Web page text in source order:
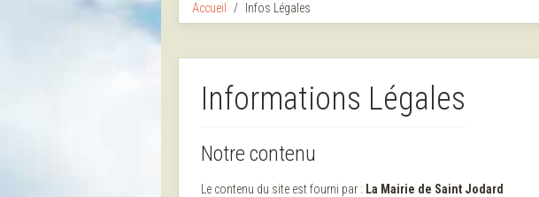
Accueil Infos Légales
Informations Légales
Notre contenu
Le contenu du site est fourni par : La Mairie de Saint Jodard